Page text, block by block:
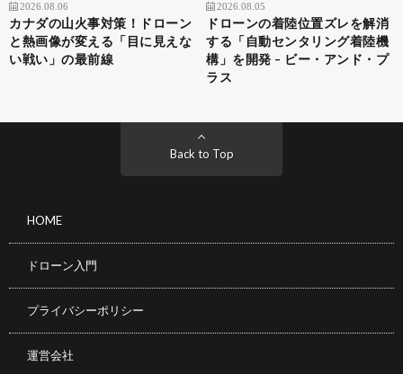
2026.08.06
カナダの山火事対策！ドローン
と熱画像が変える「目に見えな
い戦い」の最前線
2026.08.05
ドローンの着陸位置ズレを解消
する「自動センタリング着陸機
構」を開発 – ビー・アンド・プ
ラス
Back to Top
HOME
ドローン入門
プライバシーポリシー
運営会社